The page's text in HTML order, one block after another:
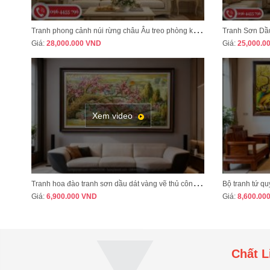
T
ranh phong cảnh núi rừng châu Âu treo phòng khách tân cổ điển sang trọng MÃ CD03
Giá: 28,000.000 VND Giá:
Xem video
T
ranh hoa đào tranh sơn dầu dát vàng vẽ thủ công MÃ HD07
Giá: 6,900.000 VND Giá:
Chất